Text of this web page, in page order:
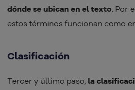
dónde se ubican en el texto. Por
estos términos funcionan como
Clasificación
Tercer y último paso, la